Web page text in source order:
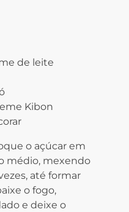
de leite
Kibon
o açúcar em
médio, mexendo
até formar
o fogo,
e deixe o